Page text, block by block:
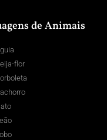
de Animais
flor